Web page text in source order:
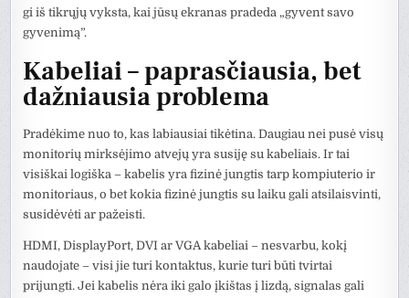
gi iš tikrųjų vyksta, kai jūsų ekranas pradeda „gyvent savo
gyvenimą”.
Kabeliai – paprasčiausia, bet
dažniausia problema
Pradėkime nuo to, kas labiausiai tikėtina. Daugiau nei pusė visų
monitorių mirksėjimo atvejų yra susiję su kabeliais. Ir tai
visiškai logiška – kabelis yra fizinė jungtis tarp kompiuterio ir
monitoriaus, o bet kokia fizinė jungtis su laiku gali atsilaisvinti,
susidėvėti ar pažeisti.
HDMI, DisplayPort, DVI ar VGA kabeliai – nesvarbu, kokį
naudojate – visi jie turi kontaktus, kurie turi būti tvirtai
prijungti. Jei kabelis nėra iki galo įkištas į lizdą, signalas gali